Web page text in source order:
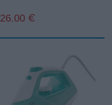
26.00 €